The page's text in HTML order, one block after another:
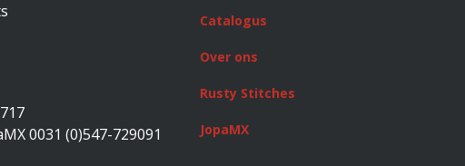
0031 (0)547-729091
Catalogus
Over ons
Rusty Stitches
JopaMX